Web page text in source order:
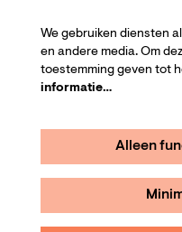
We gebruiken diensten
en andere media. Om
toestemming geven tot
informatie…
Alleen